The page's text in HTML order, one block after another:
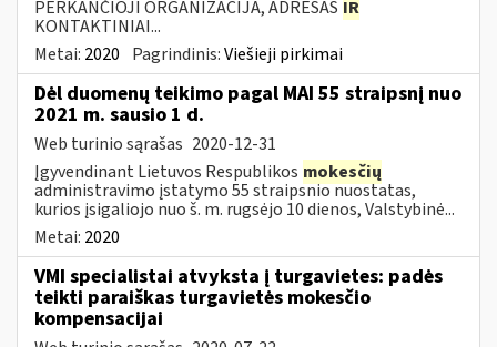
PERKANČIOJI ORGANIZACIJA, ADRESAS IR
KONTAKTINIAI...
Metai: 2020 Pagrindinis:Viešieji pirkimai
Dėl duomenų teikimo pagal MAI 55 straipsnį nuo
2021 m. sausio 1 d.
Web turinio sąrašas 2020-12-31
Įgyvendinant Lietuvos Respublikos mokesčių
administravimo įstatymo 55 straipsnio nuostatas,
kurios įsigaliojo nuo š. m. rugsėjo 10 dienos, Valstybinė...
Metai: 2020
VMI specialistai atvyksta į turgavietes: padės
teikti paraiškas turgavietės mokesčio
kompensacijai